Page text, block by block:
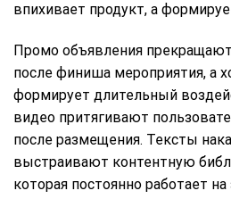
впихивает продукт, а
Промо объявления
после финиша мероприятия, а
формирует длительный
видео притягивают
после размещения. Тексты
выстраивают контентную
которая постоянно работает